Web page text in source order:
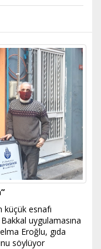
esnafı
uygulamasına
Eroğlu, gıda
söylüyor